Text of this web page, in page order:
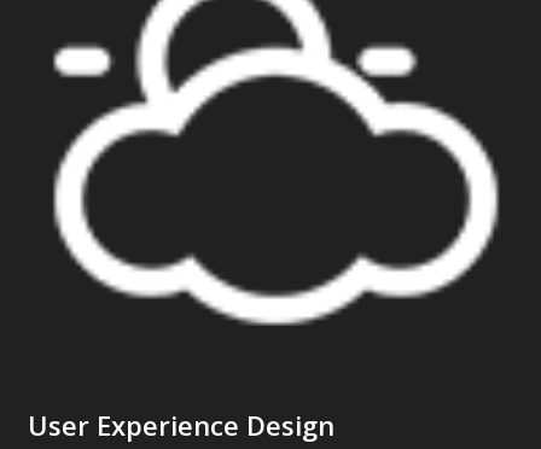
User Experience Design